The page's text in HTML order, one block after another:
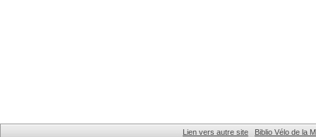
Lien vers autre site Biblio Vélo de la